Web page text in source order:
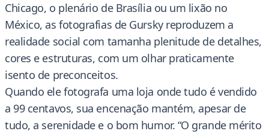
Chicago, o plenário de Brasília ou um lixão no
México, as fotografias de Gursky reproduzem a
realidade social com tamanha plenitude de detalhes,
cores e estruturas, com um olhar praticamente
isento de preconceitos.
Quando ele fotografa uma loja onde tudo é vendido
a 99 centavos, sua encenação mantém, apesar de
tudo, a serenidade e o bom humor. “O grande mérito